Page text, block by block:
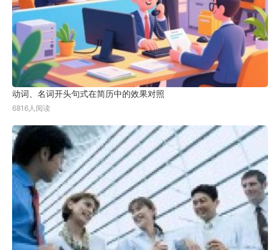
动词、名词开头句式在简历中的效果对照
6816人阅读